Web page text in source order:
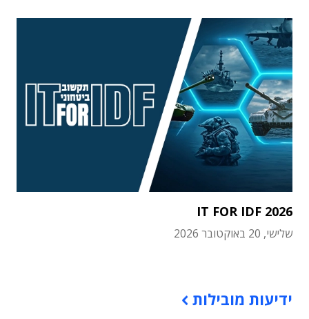
IT FOR IDF 2026
שלישי, 20 באוקטובר 2026
ידיעות מובילות